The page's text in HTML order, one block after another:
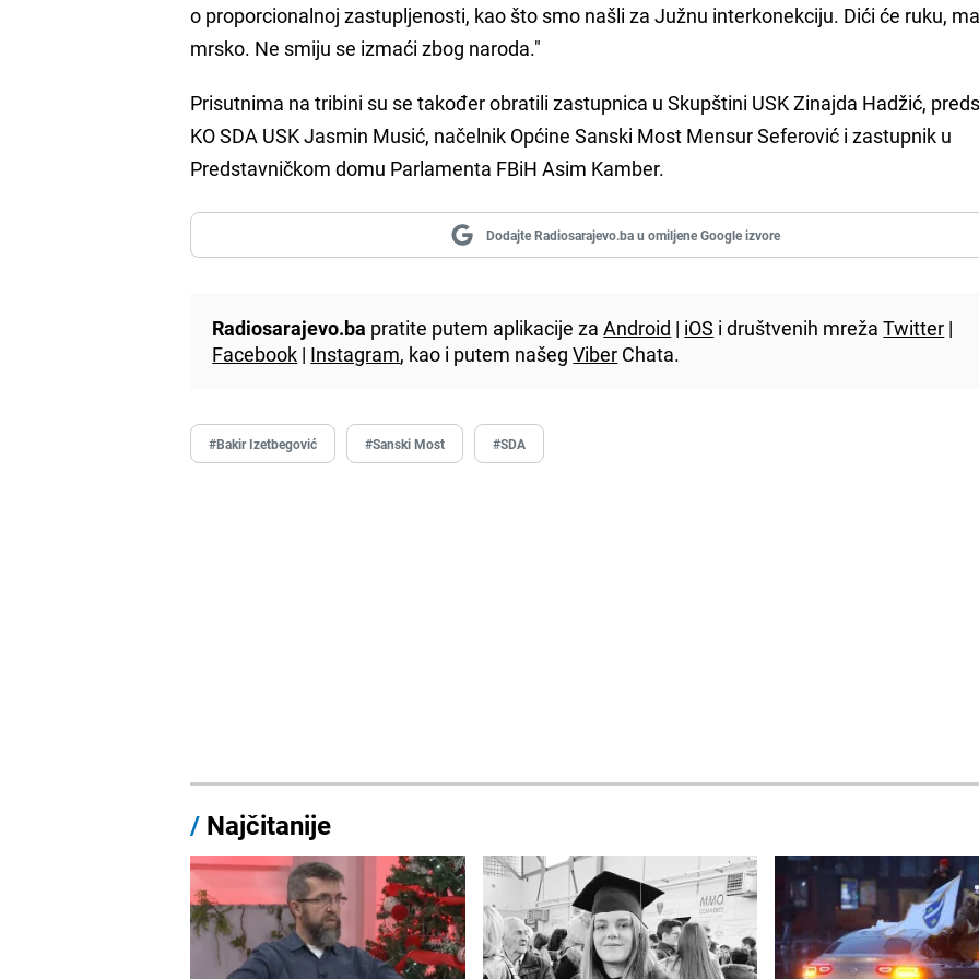
o proporcionalnoj zastupljenosti, kao što smo našli za Južnu interkonekciju. Dići će ruku,
mrsko. Ne smiju se izmaći zbog naroda."
Prisutnima na tribini su se također obratili zastupnica u Skupštini USK Zinajda Hadžić,
KO SDA USK Jasmin Musić, načelnik Općine Sanski Most Mensur Seferović i zastupnik u
Predstavničkom domu Parlamenta FBiH Asim Kamber.
Dodajte Radiosarajevo.ba u omiljene Google izvore
Radiosarajevo.ba pratite putem aplikacije zaAndroid | iOS i društvenih mrežaTwitter |
Facebook | Instagram, kao i putem našegViber Chata.
#Bakir Izetbegović #Sanski Most #SDA
/ Najčitanije